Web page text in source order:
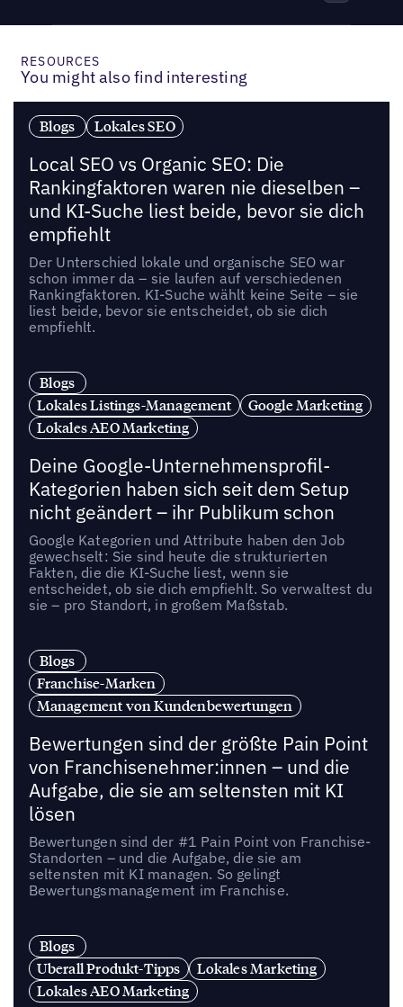
RESOURCES
You might also find interesting
Blogs Lokales SEO
Local SEO vs Organic SEO: Die
Rankingfaktoren waren nie dieselben –
und KI-Suche liest beide, bevor sie dich
empfiehlt
Der Unterschied lokale und organische SEO war
schon immer da – sie laufen auf verschiedenen
Rankingfaktoren. KI-Suche wählt keine Seite – sie
liest beide, bevor sie entscheidet, ob sie dich
empfiehlt.
Blogs
Lokales Listings-Management
Google Marketing
Lokales AEO Marketing
Deine Google-Unternehmensprofil-
Kategorien haben sich seit dem Setup
nicht geändert – ihr Publikum schon
Google Kategorien und Attribute haben den Job
gewechselt: Sie sind heute die strukturierten
Fakten, die die KI-Suche liest, wenn sie
entscheidet, ob sie dich empfiehlt. So verwaltest du
sie – pro Standort, in großem Maßstab.
Blogs
Franchise-Marken
Management von Kundenbewertungen
Bewertungen sind der größte Pain Point
von Franchisenehmer:innen – und die
Aufgabe, die sie am seltensten mit KI
lösen
Bewertungen sind der #1 Pain Point von Franchise-
Standorten – und die Aufgabe, die sie am
seltensten mit KI managen. So gelingt
Bewertungsmanagement im Franchise.
Blogs
Uberall Produkt-Tipps
Lokales Marketing
Lokales AEO Marketing